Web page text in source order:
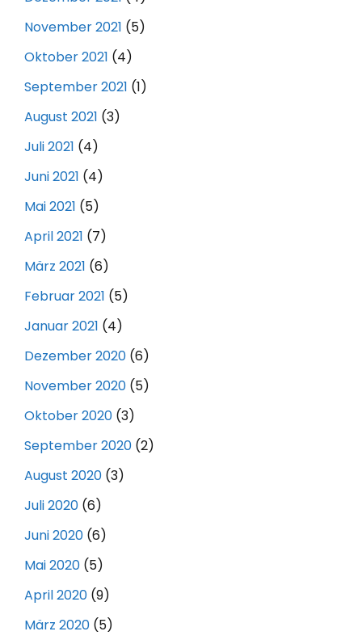
November 2021 (5)
Oktober 2021 (4)
September 2021 (1)
August 2021 (3)
Juli 2021 (4)
Juni 2021 (4)
Mai 2021 (5)
April 2021 (7)
März 2021 (6)
Februar 2021 (5)
Januar 2021 (4)
Dezember 2020 (6)
November 2020 (5)
Oktober 2020 (3)
September 2020 (2)
August 2020 (3)
Juli 2020 (6)
Juni 2020 (6)
Mai 2020 (5)
April 2020 (9)
März 2020 (5)